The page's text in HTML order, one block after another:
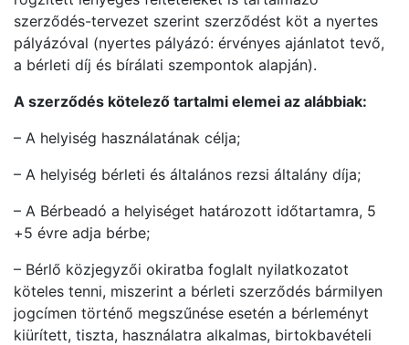
szerződés-tervezet szerint szerződést köt a nyertes
pályázóval (nyertes pályázó: érvényes ajánlatot tevő,
a bérleti díj és bírálati szempontok alapján).
A szerződés kötelező tartalmi elemei az alábbiak:
– A helyiség használatának célja;
– A helyiség bérleti és általános rezsi általány díja;
– A Bérbeadó a helyiséget határozott időtartamra, 5
+5 évre adja bérbe;
– Bérlő közjegyzői okiratba foglalt nyilatkozatot
köteles tenni, miszerint a bérleti szerződés bármilyen
jogcímen történő megszűnése esetén a bérleményt
kiürített, tiszta, használatra alkalmas, birtokbavételi